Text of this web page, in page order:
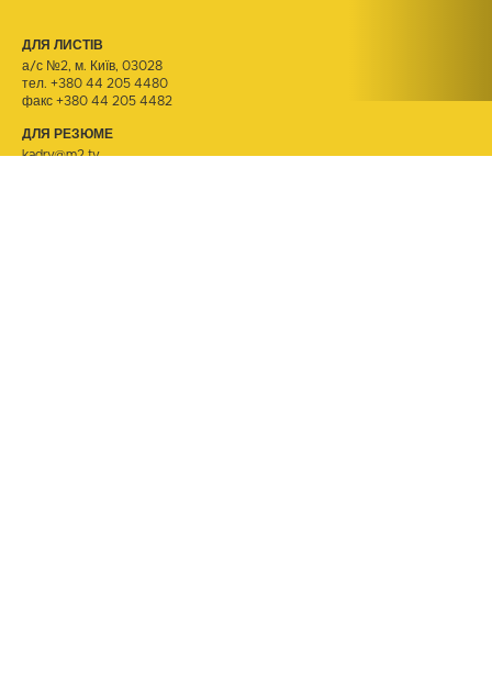
ДЛЯ ЛИСТІВ
а/с №2, м. Київ, 03028
тел. +380 44 205 4480
факс +380 44 205 4482
ДЛЯ РЕЗЮМЕ
kadry@m2.tv